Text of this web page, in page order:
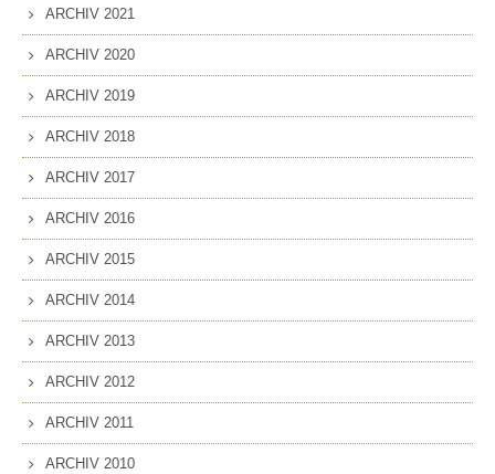
ARCHIV 2021
ARCHIV 2020
ARCHIV 2019
ARCHIV 2018
ARCHIV 2017
ARCHIV 2016
ARCHIV 2015
ARCHIV 2014
ARCHIV 2013
ARCHIV 2012
ARCHIV 2011
ARCHIV 2010